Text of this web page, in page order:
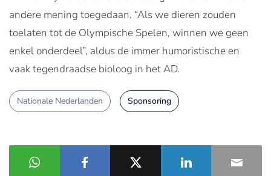
andere mening toegedaan. “Als we dieren zouden
toelaten tot de Olympische Spelen, winnen we geen
enkel onderdeel”, aldus de immer humoristische en
vaak tegendraadse bioloog in het AD.
Nationale Nederlanden Sponsoring